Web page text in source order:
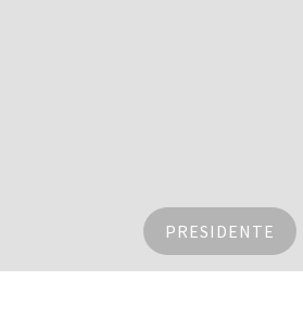
PRESIDENTE